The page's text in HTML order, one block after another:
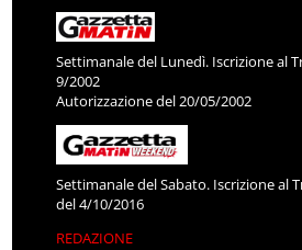
Settimanale del Lunedì. Iscrizione al
9/2002
Autorizzazione del 20/05/2002
Settimanale del Sabato. Iscrizione al
del 4/10/2016
REDAZIONE